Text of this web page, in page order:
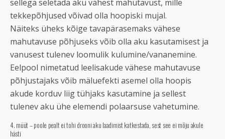
sellega seletada aku vähest mahutavust, mille
tekkepõhjused võivad olla hoopiski mujal.
Näiteks üheks kõige tavapärasemaks vähese
mahutavuse põhjuseks võib olla aku kasutamisest ja
vanusest tulenev loomulik kulumine/vananemine.
Eelpool nimetatud leelisakude vähese mahutavuse
põhjustajaks võib mäluefekti asemel olla hoopis
akude korduv liig tühjaks kasutamine ja sellest
tulenev aku ühe elemendi polaarsuse vahetumine.
4. müüt – poole pealt ei tohi drooni aku laadimist katkestada, sest see ei mõju akule
hästi